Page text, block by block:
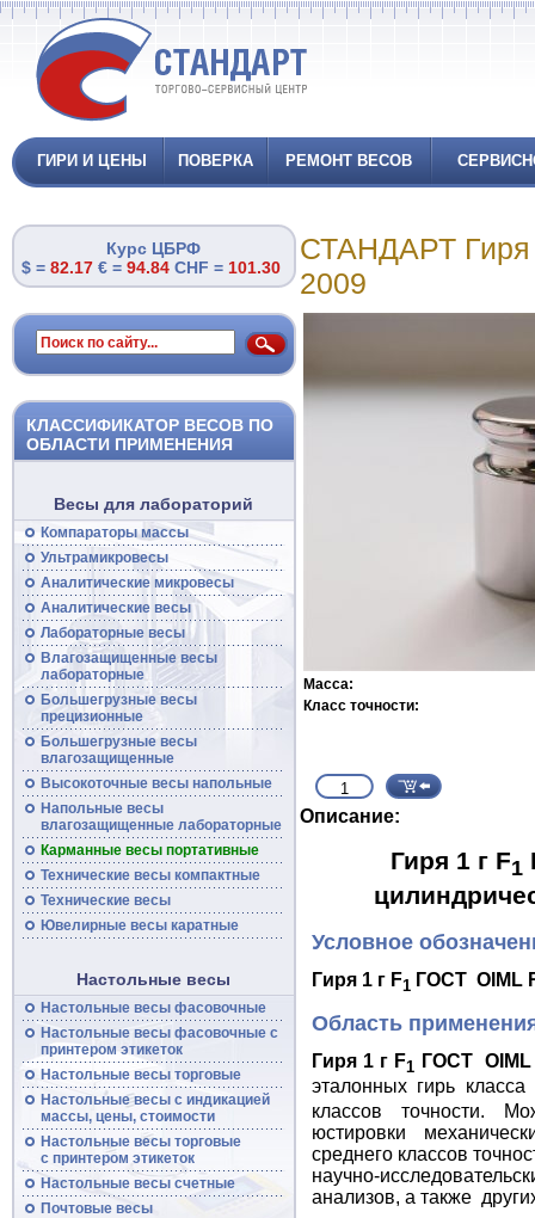
ГИРИ И ЦЕНЫ ПОВЕРКА РЕМОНТ ВЕСОВ
Курс ЦБРФ
$ = 82.17 € = 94.84 CHF = 101.30
КЛАССИФИКАТОР ВЕСОВ ПО
ОБЛАСТИ ПРИМЕНЕНИЯ
Весы для лабораторий
Компараторы массы
Ультрамикровесы
Аналитические микровесы
Аналитические весы
Лабораторные весы
Влагозащищенные весы
лабораторные
Большегрузные весы
прецизионные
Большегрузные весы
влагозащищенные
Высокоточные весынапольные
Напольные весы
влагозащищенные лабораторные
Карманные весы портативные
Технические весыкомпактные
Технические весы
Ювелирные весы каратные
Настольные весы
Настольные весы фасовочные
Настольные весыфасовочные с
принтером этикеток
Настольные весы торговые
Настольныевесыс индикацией
массы, цены, стоимости
Настольные весыторговые
с принтером этикеток
Настольные весысчетные
Почтовые весы
СТАНДАРТ Гиря
2009
Масса:
Класс точности:
Описание:
Гиря 1 г F1
Условное
Гиря 1 г F1 ГОСТ OIML
Область
Гиря 1 г F1 ГОСТ OIML
эталонных гирь класса
классов точности.
юстировки
среднего классов
научно-
анализов, а также